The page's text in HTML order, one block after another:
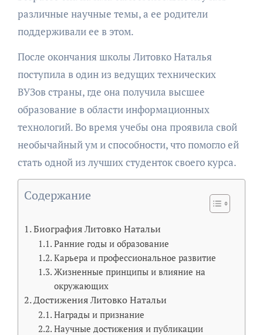
различные научные темы, а ее родители
поддерживали ее в этом.
После окончания школы Литовко Наталья
поступила в один из ведущих технических
ВУЗов страны, где она получила высшее
образование в области информационных
технологий. Во время учебы она проявила свой
необычайный ум и способности, что помогло ей
стать одной из лучших студенток своего курса.
Содержание
Биография Литовко Натальи
Ранние годы и образование
Карьера и профессиональное развитие
Жизненные принципы и влияние на
окружающих
Достижения Литовко Натальи
Награды и признание
Научные достижения и публикации